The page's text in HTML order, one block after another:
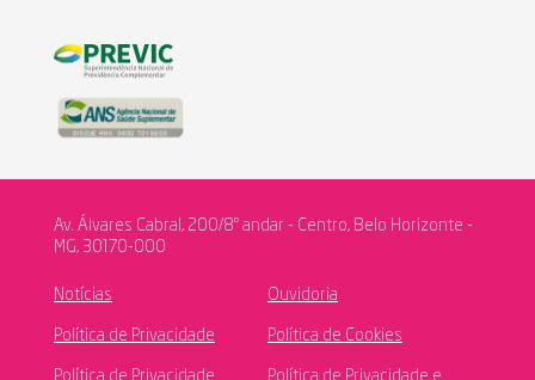
Av. Álvares Cabral, 200/8º andar - Centro, Belo Horizonte -
MG, 30170-000
Notícias Ouvidoria
Política de Privacidade Política de Cookies
Política de Privacidade Política de Privacidade e